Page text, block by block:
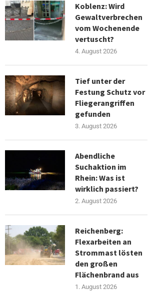
Koblenz: Wird
Gewaltverbrechen
vom Wochenende
vertuscht?
4. August 2026
Tief unter der
Festung Schutz vor
Fliegerangriffen
gefunden
3. August 2026
Abendliche
Suchaktion im
Rhein: Was ist
wirklich passiert?
2. August 2026
Reichenberg:
Flexarbeiten an
Strommast lösten
den großen
Flächenbrand aus
1. August 2026